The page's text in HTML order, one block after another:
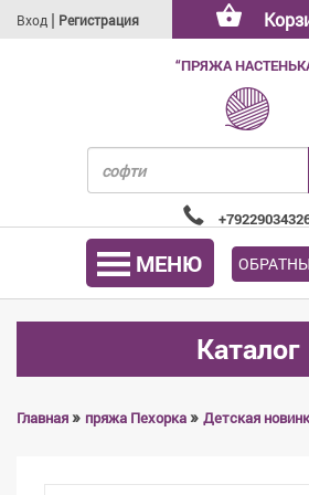
Вход | Регистрация
“ПРЯЖА
МЕНЮ
Каталог
Главная» пряжа Пехорка» Детская